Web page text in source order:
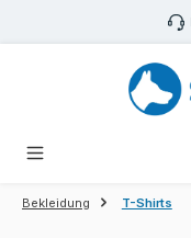
Zum Hauptinhalt springen
Bekleidung T-Shirts